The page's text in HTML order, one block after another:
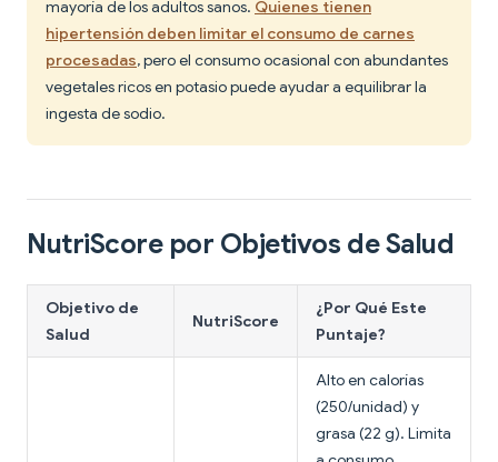
mayoría de los adultos sanos. Quienes tienen
hipertensión deben limitar el consumo de carnes
procesadas, pero el consumo ocasional con abundantes
vegetales ricos en potasio puede ayudar a equilibrar la
ingesta de sodio.
NutriScore por Objetivos de Salud
Objetivo de
Salud
NutriScore
¿Por Qué Este
Puntaje?
Alto en calorías
(250/unidad) y
grasa (22 g). Limita